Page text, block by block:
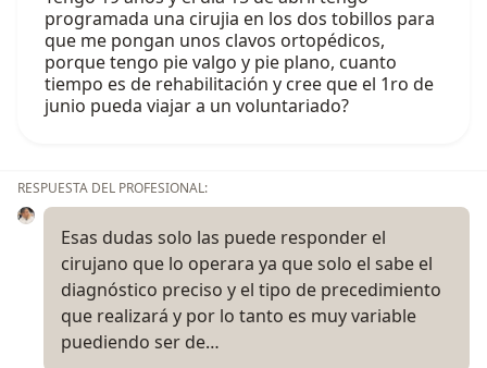
programada una cirujia en los dos tobillos para
que me pongan unos clavos ortopédicos,
porque tengo pie valgo y pie plano, cuanto
tiempo es de rehabilitación y cree que el 1ro de
junio pueda viajar a un voluntariado?
RESPUESTA DEL PROFESIONAL:
Esas dudas solo las puede responder el
cirujano que lo operara ya que solo el sabe el
diagnóstico preciso y el tipo de precedimiento
que realizará y por lo tanto es muy variable
puediendo ser de…